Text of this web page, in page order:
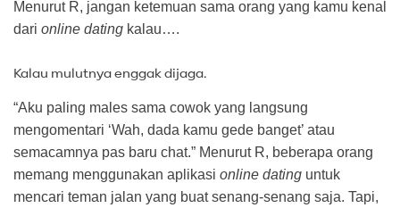
Menurut R, jangan ketemuan sama orang yang kamu kenal
dari online dating kalau….
Kalau mulutnya enggak dijaga.
“Aku paling males sama cowok yang langsung
mengomentari ‘Wah, dada kamu gede banget’ atau
semacamnya pas baru chat.” Menurut R, beberapa orang
memang menggunakan aplikasi online dating untuk
mencari teman jalan yang buat senang-senang saja. Tapi,